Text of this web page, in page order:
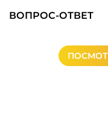
ВОПРОС-ОТВЕТ